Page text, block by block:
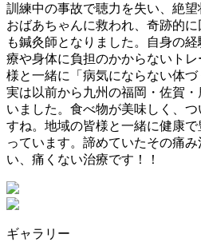
訓練中の事故で聴力を失い、絶
おばあちゃんに救われ、奇跡的
も鍼灸師となりました。自身の
療や身体に負担のかからないト
様と一緒に「病気にならない体づ
実は以前から九州の福岡・佐賀
いました。食べ物が美味しく、
すね。地域の皆様と一緒に健康
っています。諦めていたその痛
い、痛くない治療です！！
ギャラリー